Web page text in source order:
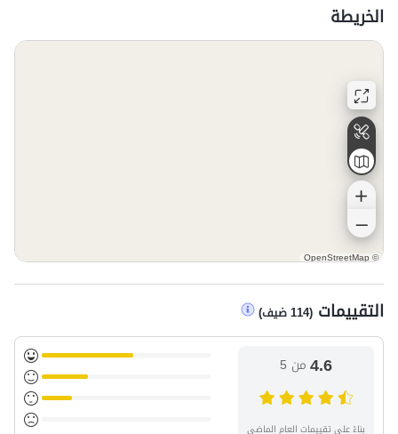
الخريطة
©
OpenStreetMap
التقييمات (
114ضيف)
4.6من 5
بناءً على تقييمات العام الماضي